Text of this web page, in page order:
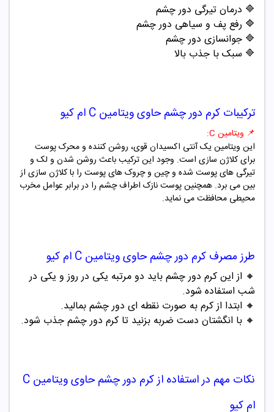
🔷 درمان تیرگی دور چشم
🔷 رفع پف و سیاهی دور چشم
🔷 جوانسازی دور چشم
🔷 سبک با جذب بالا
ترکیبات کرم دور چشم حاوی ویتامین C ام کیو
📌 ویتامین C:
این ویتامین یک آنتی اکسیدان قوی، روشن کننده و محرک پوست
برای کلاژن سازی است. وجود این ترکیب باعث روشن شدن و لک و
تیرگی های پوست شده و چین و چروک های پوست را با کلاژن سازی از
بین می برد. همچنین پوست نازک اطراف چشم را در برابر عوامل مخرب
محیطی محافظت می نماید.
طرز مصرف کرم دور چشم حاوی ویتامین C ام کیو
🔸 از این کرم دور چشم باید دو مرتبه یکی در روز و یکی در
شب استفاده شود.
🔸 ابتدا از کرم به صورت نقطه ای دور چشم بمالید.
🔸 با انگشتان دست ضربه بزنید تا کرم دور چشم جذب شود.
نکات مهم در استفاده از
کرم دور چشم حاوی ویتامین C
ام کیو